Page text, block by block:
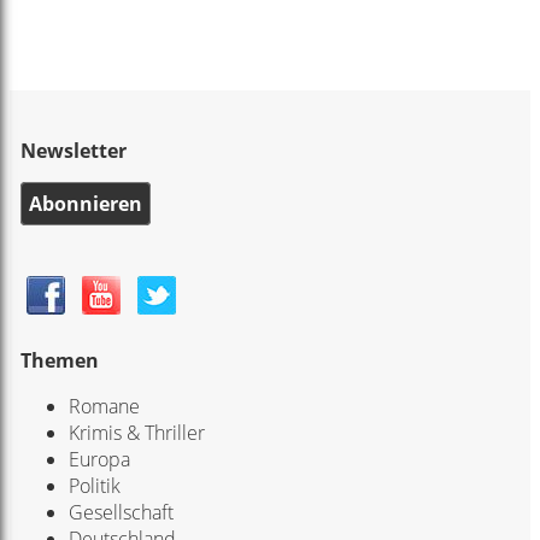
Newsletter
Abonnieren
Themen
Romane
Krimis & Thriller
Europa
Politik
Gesellschaft